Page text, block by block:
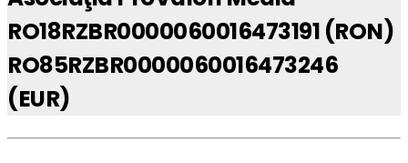
RO18RZBR0000060016473191 (RON)
RO85RZBR0000060016473246
(EUR)